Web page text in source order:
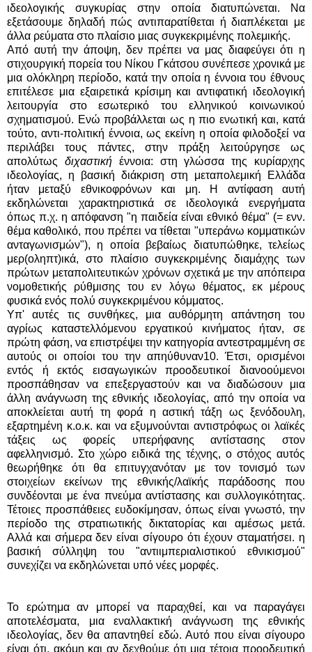
ιδεολογικής συγκυρίας στην οποία διατυπώνεται. Να
εξετάσουμε δηλαδή πώς αντιπαρατίθεται ή διαπλέκεται με
άλλα ρεύματα στο πλαίσιο μιας συγκεκριμένης πολεμικής.
Από αυτή την άποψη, δεν πρέπει να μας διαφεύγει ότι η
στιχουργική πορεία του Νίκου Γκάτσου συνέπεσε χρονικά με
μια ολόκληρη περίοδο, κατά την οποία η έννοια του έθνους
επιτέλεσε μια εξαιρετικά κρίσιμη και αντιφατική ιδεολογική
λειτουργία στο εσωτερικό του ελληνικού κοινωνικού
σχηματισμού. Ενώ προβάλλεται ως η πιο ενωτική και, κατά
τούτο, αντι-πολιτική έννοια, ως εκείνη η οποία φιλοδοξεί να
περιλάβει τους πάντες, στην πράξη λειτούργησε ως
απολύτως διχαστικήέννοια: στη γλώσσα της κυρίαρχης
ιδεολογίας, η βασική διάκριση στη μεταπολεμική Ελλάδα
ήταν μεταξύ εθνικοφρόνων και μη. Η αντίφαση αυτή
εκδηλώνεται χαρακτηριστικά σε ιδεολογικά ενεργήματα
όπως π.χ. η απόφανση "η παιδεία είναι εθνικό θέμα" (= ενν.
θέμα καθολικό, που πρέπει να τίθεται "υπεράνω κομματικών
ανταγωνισμών"), η οποία βεβαίως διατυπώθηκε, τελείως
μερ(οληπτ)ικά, στο πλαίσιο συγκεκριμένης διαμάχης των
πρώτων μεταπολιτευτικών χρόνων σχετικά με την απόπειρα
νομοθετικής ρύθμισης του εν λόγω θέματος, εκ μέρους
φυσικά ενός πολύ συγκεκριμένου κόμματος.
Υπ' αυτές τις συνθήκες, μια αυθόρμητη απάντηση του
αγρίως καταστελλόμενου εργατικού κινήματος ήταν, σε
πρώτη φάση, να επιστρέψει την κατηγορία αντεστραμμένη σε
αυτούς οι οποίοι του την απηύθυναν10. Έτσι, ορισμένοι
εντός ή εκτός εισαγωγικών προοδευτικοί διανοούμενοι
προσπάθησαν να επεξεργαστούν και να διαδώσουν μια
άλλη ανάγνωση της εθνικής ιδεολογίας, από την οποία να
αποκλείεται αυτή τη φορά η αστική τάξη ως ξενόδουλη,
εξαρτημένη κ.ο.κ. και να εξυμνούνται αντιστρόφως οι λαϊκές
τάξεις ως φορείς υπερήφανης αντίστασης στον
αφελληνισμό. Στο χώρο ειδικά της τέχνης, ο στόχος αυτός
θεωρήθηκε ότι θα επιτυγχανόταν με τον τονισμό των
στοιχείων εκείνων της εθνικής/λαϊκής παράδοσης που
συνδέονται με ένα πνεύμα αντίστασης και συλλογικότητας.
Τέτοιες προσπάθειες ευδοκίμησαν, όπως είναι γνωστό, την
περίοδο της στρατιωτικής δικτατορίας και αμέσως μετά.
Αλλά και σήμερα δεν είναι σίγουρο ότι έχουν σταματήσει. η
βασική σύλληψη του "αντιιμπεριαλιστικού εθνικισμού"
συνεχίζει να εκδηλώνεται υπό νέες μορφές.
Το ερώτημα αν μπορεί να παραχθεί, και να παραγάγει
αποτελέσματα, μια εναλλακτική ανάγνωση της εθνικής
ιδεολογίας, δεν θα απαντηθεί εδώ. Αυτό που είναι σίγουρο
είναι ότι, ακόμη και αν δεχθούμε ότι μια τέτοια προοδευτική